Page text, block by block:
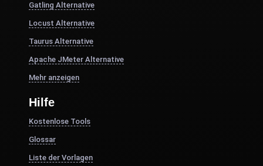
Gatling Alternative
Locust Alternative
Taurus Alternative
Apache JMeter Alternative
Mehr anzeigen
Hilfe
Kostenlose Tools
Glossar
Liste der Vorlagen